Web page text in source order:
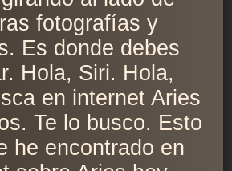
fotografías y
Es donde debes
Hola, Siri. Hola,
en internet Aries
Te lo busco. Esto
he encontrado en